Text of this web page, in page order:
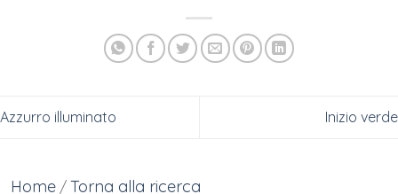
Azzurro illuminato Inizio verde
Home / Torna alla ricerca